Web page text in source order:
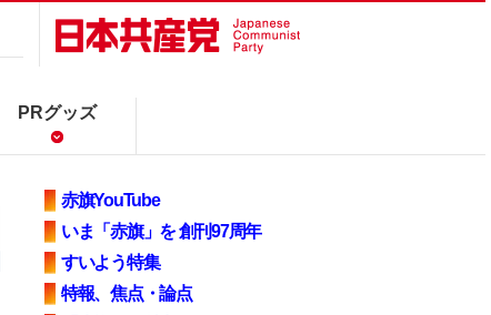
PRグッズ
赤旗YouTube
いま「赤旗」を 創刊97周年
すいよう特集
特報、焦点・論点